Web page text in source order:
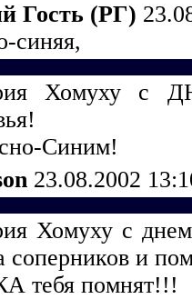
Гость (РГ)
синяя,
Хомуху с
Синим!
23.08.2002
Хомуху с
соперников и
тебя помнят!!!